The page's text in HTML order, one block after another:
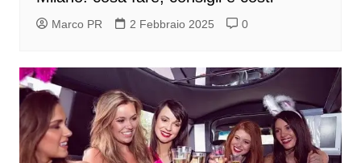
Marco PR 2 Febbraio 2025 0